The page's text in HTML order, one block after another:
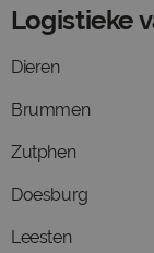
Logistieke
Dieren
Brummen
Zutphen
Doesburg
Leesten